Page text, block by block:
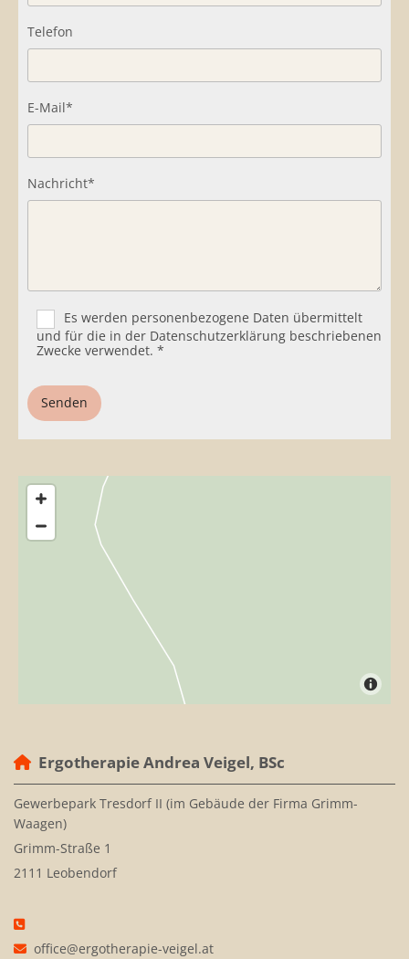
Telefon
E-Mail*
Nachricht*
Es werden personenbezogene Daten übermittelt
und für die in der Datenschutzerklärung beschriebenen
Zwecke verwendet. *
 Ergotherapie Andrea Veigel, BSc
Gewerbepark Tresdorf II (im Gebäude der Firma Grimm-
Waagen)
Grimm-Straße 1
2111 Leobendorf

 office@ergotherapie-veigel.at